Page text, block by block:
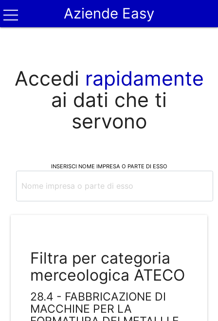
Aziende Easy
Accedi rapidamente
ai dati che ti
servono
INSERISCI NOME IMPRESA O PARTE DI ESSO
Filtra per categoria
merceologica ATECO
28.4 - FABBRICAZIONE DI
MACCHINE PER LA